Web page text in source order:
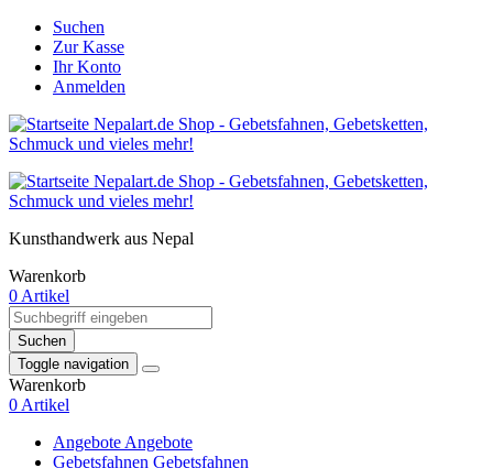
Suchen
Zur Kasse
Ihr Konto
Anmelden
Kunsthandwerk aus Nepal
Warenkorb
0 Artikel
Suchen
Toggle navigation
Warenkorb
0 Artikel
Angebote Angebote
Gebetsfahnen Gebetsfahnen